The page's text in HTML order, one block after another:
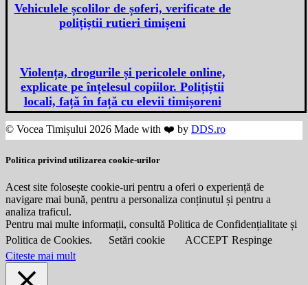
Vehiculele școlilor de șoferi, verificate de
polițiștii rutieri timișeni
Violența, drogurile și pericolele online,
explicate pe înțelesul copiilor. Polițiștii
locali, față în față cu elevii timișoreni
© Vocea Timișului 2026 Made with ❤️ by DDS.ro
Politica privind utilizarea cookie-urilor
Acest site folosește cookie-uri pentru a oferi o experiență de
navigare mai bună, pentru a personaliza conținutul și pentru a
analiza traficul.
Pentru mai multe informații, consultă Politica de Confidențialitate și
Politica de Cookies.
Setări cookie ACCEPT Respinge
Citeste mai mult